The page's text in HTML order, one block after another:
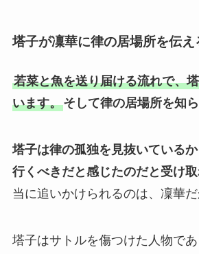
塔子が凜華に律の居場所を伝え
若菜と魚を送り届ける流れで、
います。そして律の居場所を知ら
塔子は律の孤独を見抜いている
行くべきだと感じたのだと受け取
当に追いかけられるのは、凜華だ
塔子はサトルを傷つけた人物で